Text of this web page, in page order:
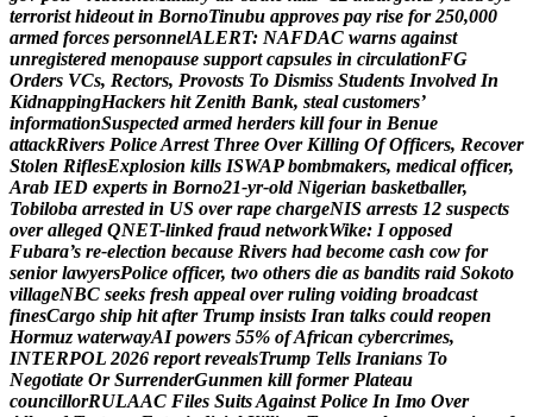
terrorist hideout in BornoTinubu approves pay rise for 250,000
armed forces personnelALERT: NAFDAC warns against
unregistered menopause support capsules in circulationFG
Orders VCs, Rectors, Provosts To Dismiss Students Involved In
KidnappingHackers hit Zenith Bank, steal customers’
informationSuspected armed herders kill four in Benue
attackRivers PoliceArrest Three Over Killing Of Officers, Recover
Stolen RiflesExplosion kills ISWAP bombmakers, medical officer,
Arab IED experts in Borno21-yr-old Nigerian basketballer,
Tobiloba arrested in US over rape chargeNIS arrests 12 suspects
over alleged QNET-linked fraud networkWike: I opposed
Fubara’s re-election because Rivers had become cash cow for
senior lawyersPolice officer, two others die as bandits raid Sokoto
villageNBC seeks fresh appeal over ruling voiding broadcast
finesCargo ship hit after Trump insists Iran talks could reopen
Hormuz waterwayAI powers 55% ofAfrican cybercrimes,
INTERPOL 2026 report revealsTrump Tells Iranians To
Negotiate Or SurrenderGunmen kill former Plateau
councillorRULAAC Files SuitsAgainst Police In Imo Over